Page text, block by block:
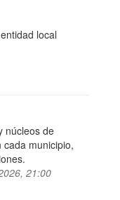
local
núcleos de
municipio,
21:00